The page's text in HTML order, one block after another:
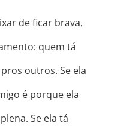
de ficar brava,
quem tá
outros. Se ela
é porque ela
Se ela tá